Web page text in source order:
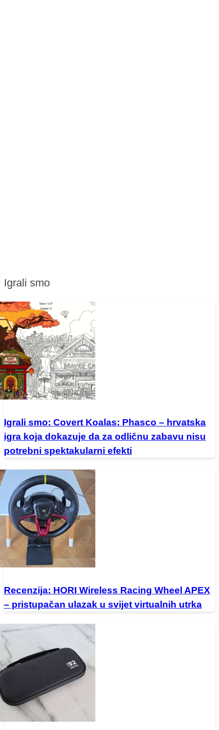
Igrali smo
Igrali smo: Covert Koalas: Phasco – hrvatska
igra koja dokazuje da za odličnu zabavu nisu
potrebni spektakularni efekti
Recenzija: HORI Wireless Racing Wheel APEX
– pristupačan ulazak u svijet virtualnih utrka